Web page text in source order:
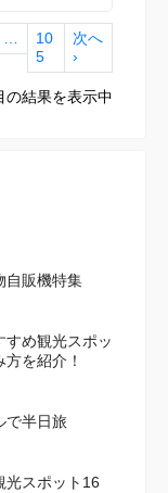
10
5
次へ
›
の結果を表示中
自販機特集
すめ観光スポッ
を紹介！
で半日旅
光スポット16